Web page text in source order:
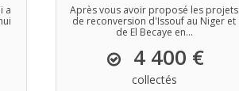
a
Après vous avoir proposé les projets
de reconversion d'Issouf au Niger et
de El Becaye en...
4 400 €
collectés